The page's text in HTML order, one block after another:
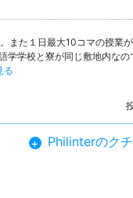
また１日最大10コマの授業
学校と寮が同じ敷地内なの
る
+ Philinterのク